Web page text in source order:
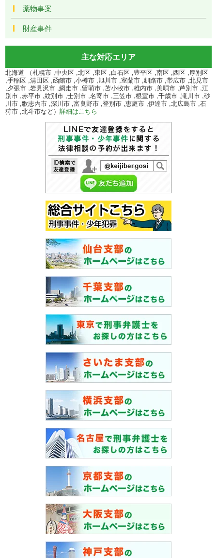
薬物事案
財産事件
主な対応エリア
北海道 （札幌市 ,中央区 ,北区 ,東区 ,白石区 ,豊平区 ,南区 ,西区 ,厚別区
,手稲区 ,清田区 ,函館市 ,小樽市 ,旭川市 ,室蘭市 ,釧路市 ,帯広市 ,北見市
,夕張市 ,岩見沢市 ,網走市 ,留萌市 ,苫小牧市 ,稚内市 ,美唄市 ,芦別市 ,江
別市 ,赤平市 ,紋別市 ,士別市 ,名寄市 ,三笠市 ,根室市 ,千歳市 ,滝川市 ,砂
川市 ,歌志内市 ,深川市 ,富良野市 ,登別市 ,恵庭市 ,伊達市 ,北広島市 ,石
狩市 ,北斗市など）詳細はこちら